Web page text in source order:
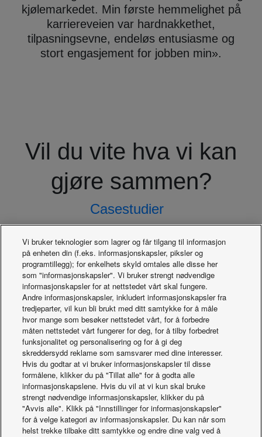
kjølemarkedet. Min første hemmelighet på
karriereveien var hardnakkethet,
tilpasningsevne, endeløs entusiasme og
stort engasjement for jobben min».
Vil du vite hva vi kan
gjøre sammen?
Casestudier
Recruitment portal
Vi bruker teknologier som lagrer og får tilgang til informasjon
på enheten din (f.eks. informasjonskapsler, piksler og
programtillegg); for enkelhets skyld omtales alle disse her
som "informasjonskapsler". Vi bruker strengt nødvendige
informasjonskapsler for at nettstedet vårt skal fungere.
Andre informasjonskapsler, inkludert informasjonskapsler fra
tredjeparter, vil kun bli brukt med ditt samtykke for å måle
hvor mange som besøker nettstedet vårt, for å forbedre
måten nettstedet vårt fungerer for deg, for å tilby forbedret
funksjonalitet og personalisering og for å gi deg
skreddersydd reklame som samsvarer med dine interesser.
Hvis du godtar at vi bruker informasjonskapsler til disse
formålene, klikker du på "Tillat alle" for å godta alle
informasjonskapslene. Hvis du vil at vi kun skal bruke
strengt nødvendige informasjonskapsler, klikker du på
"Avvis alle". Klikk på "Innstillinger for informasjonskapsler"
for å velge kategori av informasjonskapsler. Du kan når som
helst trekke tilbake ditt samtykke og endre dine valg ved å